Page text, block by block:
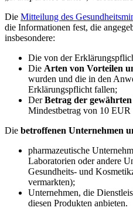
Die Mitteilung des
die Informationen fest, die
insbesondere:
Die von der
Die Arten von Vorteilen
wurden und die in den
Erklärungspflicht fallen;
DerBetrag der
Mindestbetrag von 10 EUR
Die betroffenen Unternehmen
pharmazeutische
Laboratorien oder andere
Gesundheits- und
vermarkten);
Unternehmen, die
diesen Produkten anbieten.